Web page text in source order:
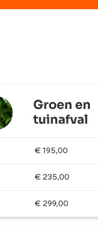
Groen en
tuinafval
€ 195,00
€ 235,00
€ 299,00